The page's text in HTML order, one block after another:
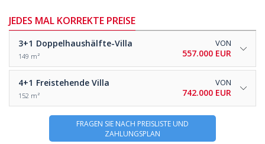
JEDES MAL KORREKTE PREISE
3+1 Doppelhaushälfte-Villa
149 m²
VON
557.000 EUR
4+1 Freistehende Villa
152 m²
VON
742.000 EUR
FRAGEN SIE NACH PREISLISTE UND
ZAHLUNGSPLAN